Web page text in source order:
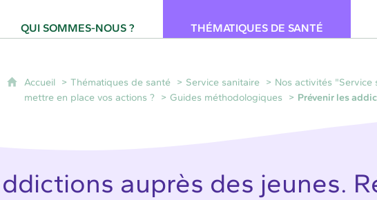
QUI SOMMES-NOUS ?
THÉMATIQUES DE SANTÉ
Accueil Thématiques de santé Service sanitaire Nos activités "Service
mettre en place vos actions ?
Guides méthodologiques Prévenir les
auprès des jeunes.